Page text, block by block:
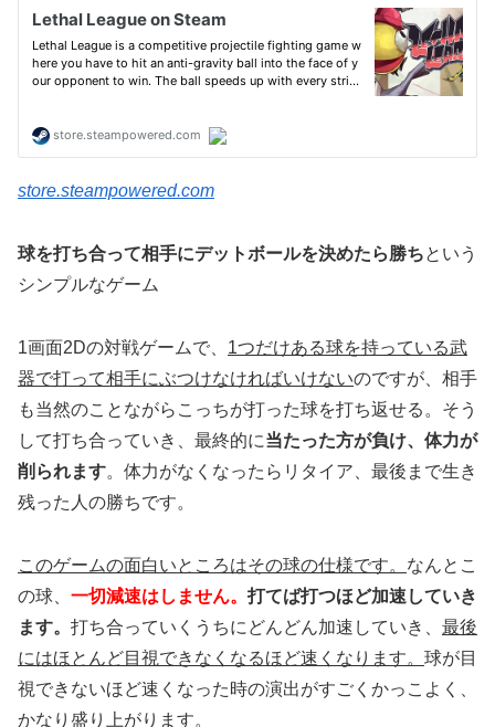
store.steampowered.com
球を打ち合って相手にデットボールを決めたら勝ちという
シンプルなゲーム
1画面2Dの対戦ゲームで、 1つだけある球を持っている武
器で打って相手にぶつけなければいけないのですが、相手
も当然のことながらこっちが打った球を打ち返せる。そう
して打ち合っていき、最終的に当たった方が負け、体力が
削られます。体力がなくなったらリタイア、最後まで生き
残った人の勝ちです。
このゲームの面白いところはその球の仕様です。 なんとこ
の球、 一切減速はしません。 打てば打つほど加速していき
ます。 打ち合っていくうちにどんどん加速していき、 最後
にはほとんど目視できなくなるほど速くなります。 球が目
視できないほど速くなった時の演出がすごくかっこよく、
かなり盛り上がります。